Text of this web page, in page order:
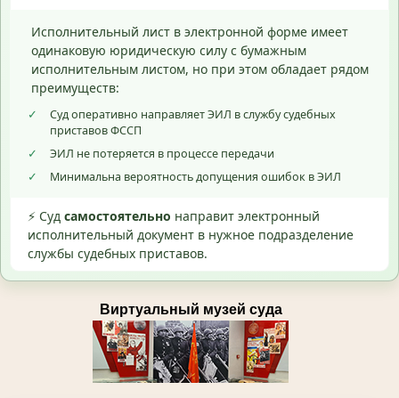
Исполнительный лист в электронной форме имеет
одинаковую юридическую силу с бумажным
исполнительным листом, но при этом обладает рядом
преимуществ:
✓
Суд оперативно направляет ЭИЛ в службу судебных
приставов ФССП
✓
ЭИЛ не потеряется в процессе передачи
✓
Минимальна вероятность допущения ошибок в ЭИЛ
⚡ Суд самостоятельно направит электронный
исполнительный документ в нужное подразделение
службы судебных приставов.
Виртуальный музей суда